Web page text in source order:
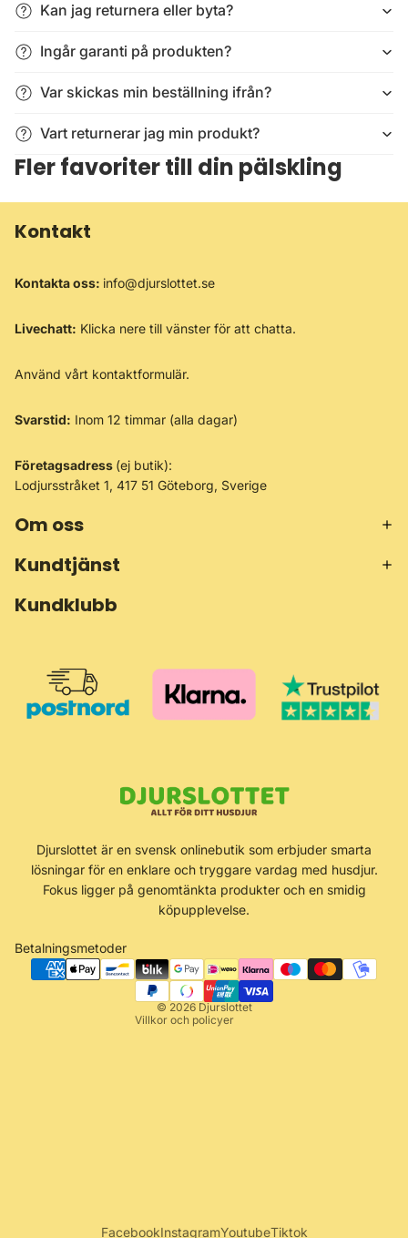
Kan jag returnera eller byta?
Ingår garanti på produkten?
Var skickas min beställning ifrån?
Vart returnerar jag min produkt?
Fler favoriter till din pälskling
Kontakt
Kontakta oss: info@djurslottet.se
Livechatt: Klicka nere till vänster för att chatta.
Använd vårt kontaktformulär.
Svarstid: Inom 12 timmar (alla dagar)
Företagsadress (ej butik):
Lodjursstråket 1, 417 51 Göteborg, Sverige
Om oss
Kundtjänst
Kundklubb
Djurslottet är en svensk onlinebutik som erbjuder smarta
lösningar för en enklare och tryggare vardag med husdjur.
Fokus ligger på genomtänkta produkter och en smidig
köpupplevelse.
Betalningsmetoder
© 2026 Djurslottet
Villkor och policyer
Integritetspolicy
Användarvillkor
Rättsligt meddelande
Avbeställningspolicy
FacebookInstagramYoutubeTiktok